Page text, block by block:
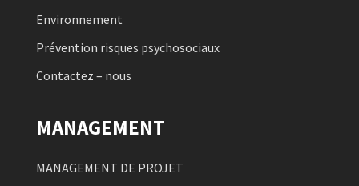
Environnement
Prévention risques psychosociaux
Contactez – nous
MANAGEMENT
MANAGEMENT DE PROJET